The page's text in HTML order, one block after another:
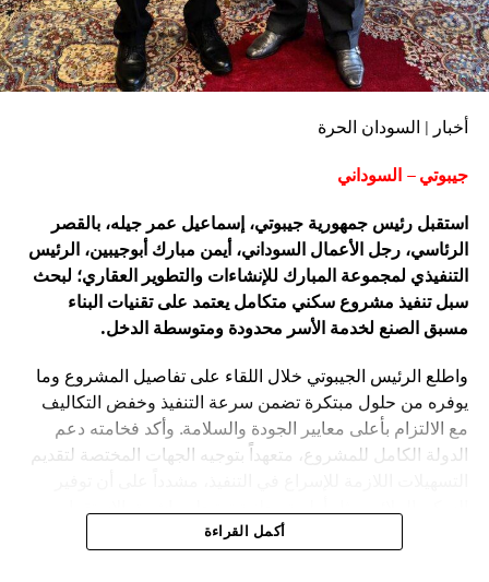
أخبار | السودان الحرة
جيبوتي – السوداني
استقبل رئيس جمهورية جيبوتي، إسماعيل عمر جيله، بالقصر
الرئاسي، رجل الأعمال السوداني، أيمن مبارك أبوجيبين، الرئيس
التنفيذي لمجموعة المبارك للإنشاءات والتطوير العقاري؛ لبحث
سبل تنفيذ مشروع سكني متكامل يعتمد على تقنيات البناء
مسبق الصنع لخدمة الأسر محدودة ومتوسطة الدخل.
واطلع الرئيس الجيبوتي خلال اللقاء على تفاصيل المشروع وما
يوفره من حلول مبتكرة تضمن سرعة التنفيذ وخفض التكاليف
مع الالتزام بأعلى معايير الجودة والسلامة. وأكد فخامته دعم
الدولة الكامل للمشروع، متعهداً بتوجيه الجهات المختصة لتقديم
الاجتماعي ورؤية البلاد التنموية.أكمل القراءة